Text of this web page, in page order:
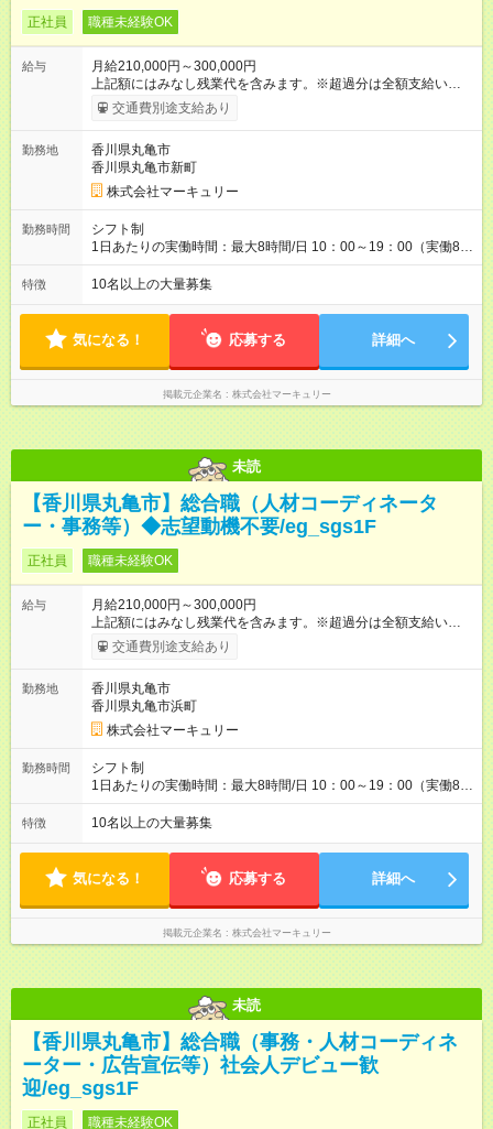
正社員 職種未経験OK
給与
月給210,000円～300,000円
上記額にはみなし残業代を含みます。※超過分は全額支給いたし
ます。 みなし残業代 14,616円／月 みなし残業時間 10時間／月
※能力やスキルを考慮の上、当社規程により決定します。 ーー
に1回の「年次昇給」があり、仕事での成果にあわせて昇給しま
す。特に頑張っている人は、上長の裁量でさらにプラスの昇給
となることも。努力や成長が収入につながる環境です。 【試用
期間】試用期間あり 試用期間の長さ：3ヶ月 雇用形態、給与は
本採用時と同じです。
交通費別途支給あり
勤務地
香川県丸亀市
香川県丸亀市新町
株式会社マーキュリー
勤務時間
シフト制
1日あたりの実働時間：最大8時間/日 10：00～19：00（実働8時
間） ※勤務地により異なります。
特徴 10名以上の大量募集
気になる！ 応募する 詳細へ
掲載元企業名 株式会社マーキュリー
未読
【香川県丸亀市】総合職（人材コーディネータ
ー・事務等）◆志望動機不要/eg_sgs1F
正社員 職種未経験OK
給与
月給210,000円～300,000円
上記額にはみなし残業代を含みます。※超過分は全額支給いたし
ます。 みなし残業代 14,616円／月 みなし残業時間 10時間／月
※能力やスキルを考慮の上、当社規程により決定します。 ーー
に1回の「年次昇給」があり、仕事での成果にあわせて昇給しま
す。特に頑張っている人は、上長の裁量でさらにプラスの昇給
となることも。努力や成長が収入につながる環境です。 【試用
期間】試用期間あり 試用期間の長さ：3ヶ月 雇用形態、給与は
本採用時と同じです。
交通費別途支給あり
勤務地
香川県丸亀市
香川県丸亀市浜町
株式会社マーキュリー
勤務時間
シフト制
1日あたりの実働時間：最大8時間/日 10：00～19：00（実働8時
間） ※勤務地により異なります。
特徴 10名以上の大量募集
気になる！ 応募する 詳細へ
掲載元企業名 株式会社マーキュリー
未読
【香川県丸亀市】総合職（事務・人材コーディネ
ーター・広告宣伝等）社会人デビュー歓
迎/eg_sgs1F
正社員 職種未経験OK